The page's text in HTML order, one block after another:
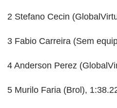
2 Stefano Cecin
3 Fabio Carreira (Sem
4 Anderson Perez
5 Murilo Faria (Brol),